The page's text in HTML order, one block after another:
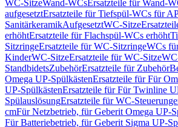
WC-SitzeWand-WCsErsatzteile für Wand-
aufgesetztErsatzteile für Tiefspül-WCs für
SanitärkeramikAufgesetztWC-Sitze
erhöhtErsatzteile für Flachspül-WCs erhöht
SitzringeErsatzteile für WC-SitzringeWCs
KinderWC-SitzeErsatzteile für WC-Sitze
StandbidetsZubehörErsatzteile für Zubehör
Omega UP-SpülkästenErsatzteile für Für
UP-SpülkästenErsatzteile für Für Twinline
SpülauslösungErsatzteile für WC-
cmFür Netzbetrieb, für Geberit Omega UP-
Für Batteriebetrieb, für Geberit Sigma UP-